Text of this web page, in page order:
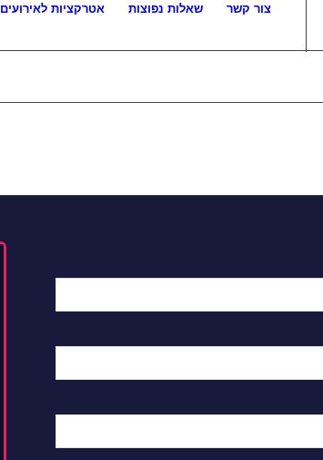
אטרקציות לאירועים שאלות נפוצות צור קשר